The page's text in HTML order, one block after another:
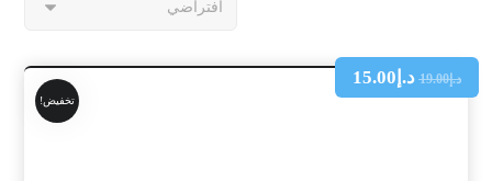
تخفيض!
د.إ19.00 د.إ 15.00